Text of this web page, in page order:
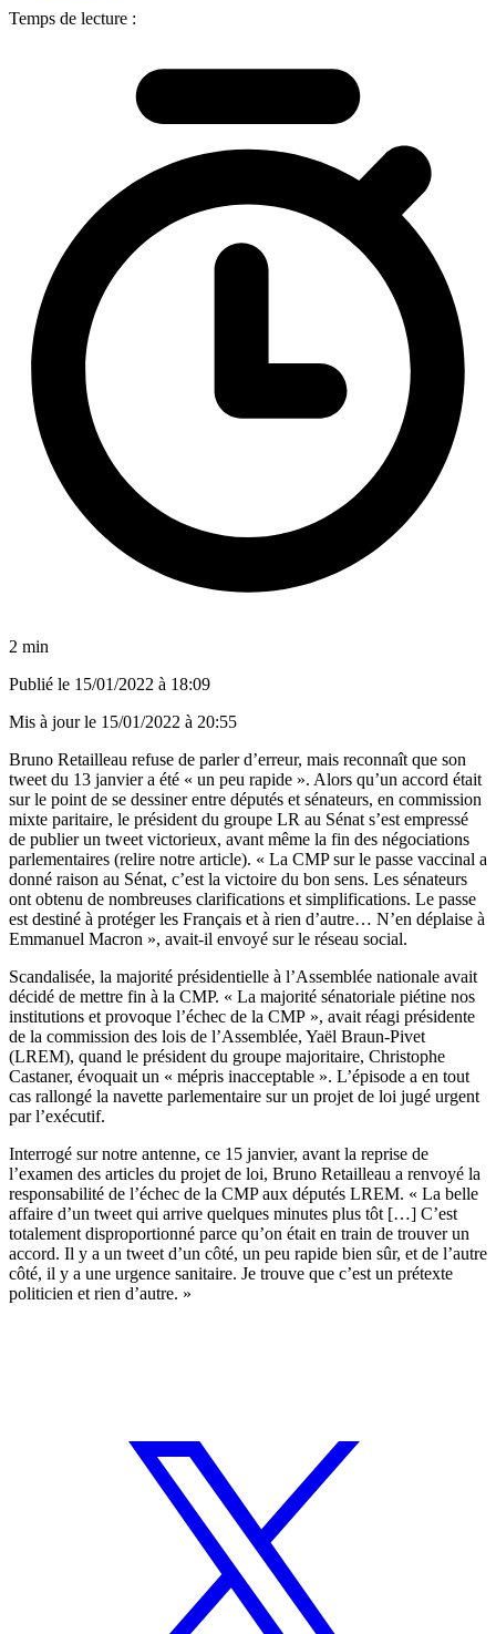
Temps de lecture :
2 min
Publié le 15/01/2022 à 18:09
Mis à jour le 15/01/2022 à 20:55
Bruno Retailleau refuse de parler d’erreur, mais reconnaît que son
tweet du 13 janvier a été « un peu rapide ». Alors qu’un accord était
sur le point de se dessiner entre députés et sénateurs, en commission
mixte paritaire, le président du groupe LR au Sénat s’est empressé
de publier un tweet victorieux, avant même la fin des négociations
parlementaires (relire notre article). « La CMP sur le passe vaccinal a
donné raison au Sénat, c’est la victoire du bon sens. Les sénateurs
ont obtenu de nombreuses clarifications et simplifications. Le passe
est destiné à protéger les Français et à rien d’autre… N’en déplaise à
Emmanuel Macron », avait-il envoyé sur le réseau social.
Scandalisée, la majorité présidentielle à l’Assemblée nationale avait
décidé de mettre fin à la CMP. « La majorité sénatoriale piétine nos
institutions et provoque l’échec de la CMP », avait réagi présidente
de la commission des lois de l’Assemblée, Yaël Braun-Pivet
(LREM), quand le président du groupe majoritaire, Christophe
Castaner, évoquait un « mépris inacceptable ». L’épisode a en tout
cas rallongé la navette parlementaire sur un projet de loi jugé urgent
par l’exécutif.
Interrogé sur notre antenne, ce 15 janvier, avant la reprise de
l’examen des articles du projet de loi, Bruno Retailleau a renvoyé la
responsabilité de l’échec de la CMP aux députés LREM. « La belle
affaire d’un tweet qui arrive quelques minutes plus tôt […] C’est
totalement disproportionné parce qu’on était en train de trouver un
accord. Il y a un tweet d’un côté, un peu rapide bien sûr, et de l’autre
côté, il y a une urgence sanitaire. Je trouve que c’est un prétexte
politicien et rien d’autre. »